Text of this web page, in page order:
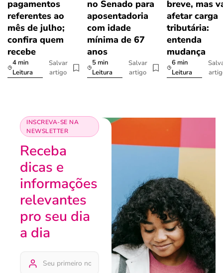
pagamentos
referentes ao
mês de julho;
confira quem
recebe
4 min
Leitura
Salvar
artigo
no Senado para
aposentadoria
com idade
mínima de 67
anos
5 min
Leitura
Salvar
artigo
breve, mas
afetar carga
tributária:
entenda
mudança
6 min
Leitura
INSCREVA-SE NA
NEWSLETTER
Receba
dicas e
informações
relevantes
pro seu dia
a dia